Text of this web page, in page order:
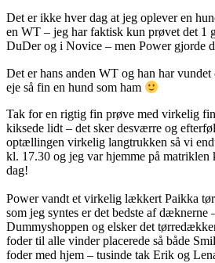
Det er ikke hver dag at jeg oplever en
en WT – jeg har faktisk kun prøvet det 1
DuDer og i Novice – men Power gjorde
Det er hans anden WT og han har vundet
eje så fin en hund som ham
Tak for en rigtig fin prøve med virkelig
kiksede lidt – det sker desværre og
optællingen virkelig langtrukken så vi
kl. 17.30 og jeg var hjemme på matriklen
dag!
Power vandt et virkelig lækkert Paikka
som jeg syntes er det bedste af dæknerne
Dummyshoppen og elsker det
foder til alle vinder placerede så både
foder med hjem – tusinde tak Erik og